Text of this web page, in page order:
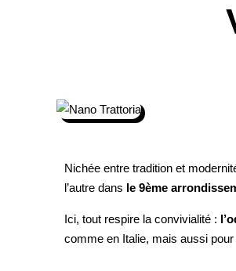
Nichée entre tradition et
l’autre dans le 9ème
Ici, tout respire la convivialité :
comme en Italie, mais aussi pour